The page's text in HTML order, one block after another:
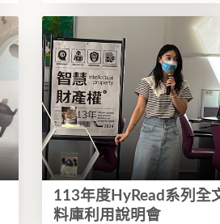
113年度HyRead系列全
料庫利用說明會